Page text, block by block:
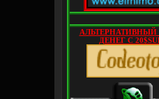
АЛЬТЕРНАТИВНЫЙ
ДЕНЕГ С